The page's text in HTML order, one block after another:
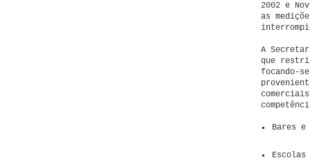
2002 e
as
A
que
focando-
Bares e
Escolas